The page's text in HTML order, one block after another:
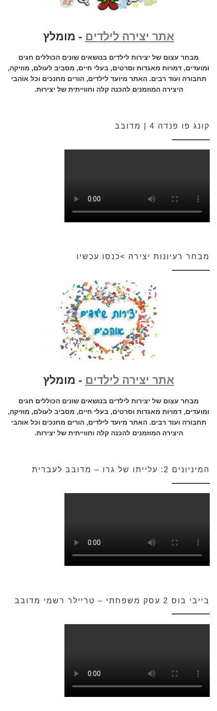
אתר יצירה לילדים - מומלץ
מבחר עצום של יצירות לילדים בנושאים שונים הכוללים חגים
ומועדים, דמויות מאגדות וסרטים, בעלי חיים, מסביב לעולם, מוזיקה,
תחבורה ועוד רבים. האתר מיועד לילדים, הורים מחנכים וכל אוהבי
היצירה המוזמנים להכנה קלה וחווייתית של יצירות.
קונג פו פנדה 4 | מדובב
מבחר רעיונות יצירה >כנסו עכשיו
אתר יצירה לילדים - מומלץ
מבחר עצום של יצירות לילדים בנושאים שונים הכוללים חגים
ומועדים, דמויות מאגדות וסרטים, בעלי חיים, מסביב לעולם, מוזיקה,
תחבורה ועוד רבים. האתר מיועד לילדים, הורים מחנכים וכל אוהבי
היצירה המוזמנים להכנה קלה וחווייתית של יצירות.
המיניונים 2: עלייתו של גרו – מדובב לעברית
בייבי בוס 2 עסק משפחתי – טריילר רשמי מדובב